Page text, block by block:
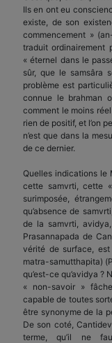
Ils en ont eu
existe, de son
commen­cement »
traduit ordinairement
« éternel dans le
sûr, que le samsâra
problème est
connue le brahman
comment le moins
rien de positif, et l’on
n’est que dans la
de ce dernier.
Quelles indications le
cette samvrti, cette
surimposée,
qu’absence de
de la samvrti,
Prasannapada de
vérité de surface,
matra-samutthapita)
qu’est-ce qu’avidya ?
« non-savoir »
capable de toutes
être synonyme de la
De son coté,
terme, qu’il ne